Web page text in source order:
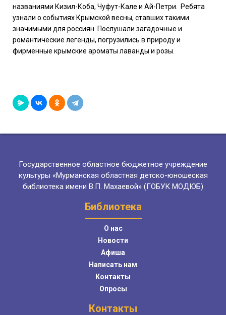
названиями Кизил-Коба, Чуфут-Кале и Ай-Петри.
Ребята
узнали о событиях Крымской весны, ставших такими
значимыми для россиян. Послушали загадочные и
романтические легенды, погрузились в природу и
фирменные крымские ароматы лаванды и розы.
Государственное областное бюджетное учреждение
культуры «Мурманская областная детско-юношеская
библиотека имени В.П. Махаевой» (ГОБУК МОДЮБ)
Библиотека
О нас
Новости
Афиша
Написать нам
Контакты
Опросы
Контакты